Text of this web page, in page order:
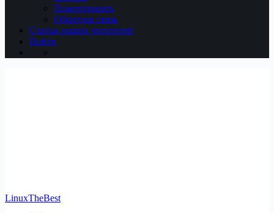
Пожертвовать
Обратная связь
Статьи наших читателей
Войти
LinuxTheBest